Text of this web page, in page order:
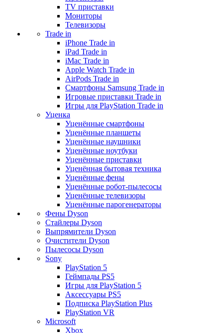
TV приставки
Мониторы
Телевизоры
Trade in
iPhone Trade in
iPad Trade in
iMac Trade in
Apple Watch Trade in
AirPods Trade in
Смартфоны Samsung Trade in
Игровые приставки Trade in
Игры для PlayStation Trade in
Уценка
Уценённые смартфоны
Уценённые планшеты
Уценённые наушники
Уценённые ноутбуки
Уценённые приставки
Уценённая бытовая техника
Уценённые фены
Уценённые робот-пылесосы
Уценённые телевизоры
Уценённые парогенераторы
Фены Dyson
Стайлеры Dyson
Выпрямители Dyson
Очистители Dyson
Пылесосы Dyson
Sony
PlayStation 5
Геймпады PS5
Игры для PlayStation 5
Аксессуары PS5
Подписка PlayStation Plus
PlayStation VR
Microsoft
Xbox